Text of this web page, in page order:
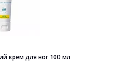
крем для ног 100 мл